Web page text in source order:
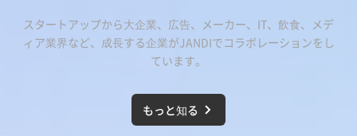
スタートアップから大企業、広告、メーカー、IT、飲食、メデ
ィア業界など、成長する企業がJANDIでコラボレーションをし
ています。
もっと知る